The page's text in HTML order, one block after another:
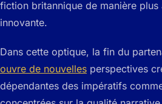
fiction britannique de manière plus
innovante.
Dans cette optique, la fin du
ouvre de nouvelles perspectives
dépendantes des impératifs